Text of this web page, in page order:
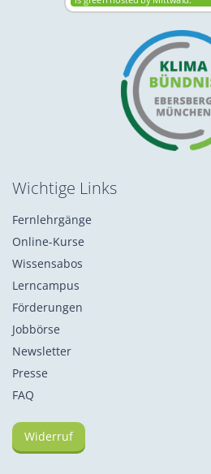
Wichtige Links
Fernlehrgänge
Online-Kurse
Wissensabos
Lerncampus
Förderungen
Jobbörse
Newsletter
Presse
FAQ
Widerruf